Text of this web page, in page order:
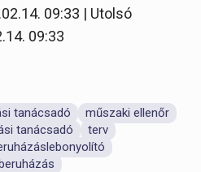
09:33 | Utolsó
09:33
tanácsadó
műszaki ellenőr
tanácsadó
terv